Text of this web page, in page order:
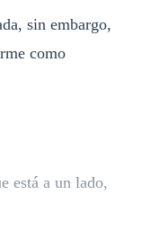
sin embargo,
como
está a un lado,